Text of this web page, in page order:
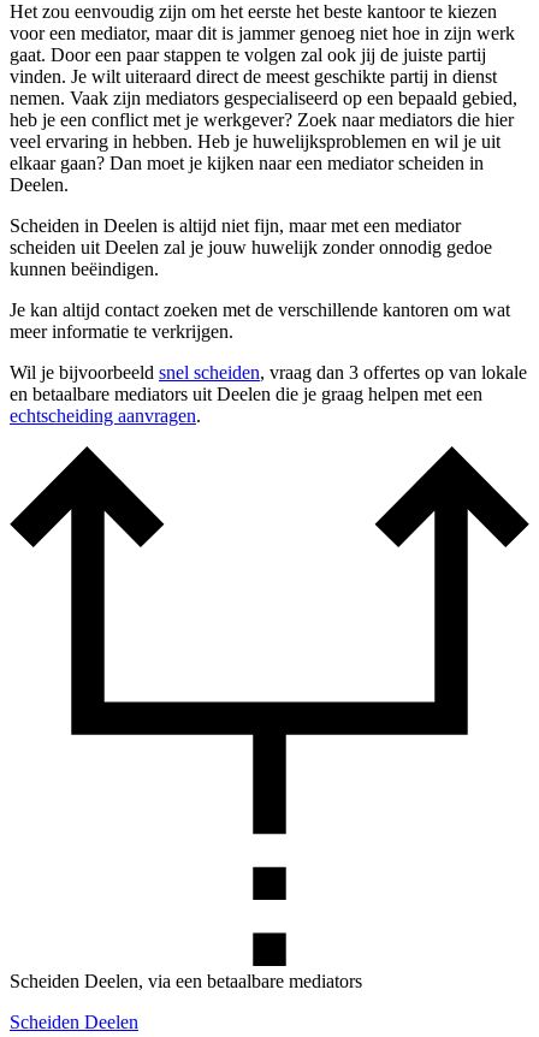
Het zou eenvoudig zijn om het eerste het beste kantoor te kiezen
voor een mediator, maar dit is jammer genoeg niet hoe in zijn werk
gaat. Door een paar stappen te volgen zal ook jij de juiste partij
vinden. Je wilt uiteraard direct de meest geschikte partij in dienst
nemen. Vaak zijn mediators gespecialiseerd op een bepaald gebied,
heb je een conflict met je werkgever? Zoek naar mediators die hier
veel ervaring in hebben. Heb je huwelijksproblemen en wil je uit
elkaar gaan? Dan moet je kijken naar een mediator scheiden in
Deelen.
Scheiden in Deelen is altijd niet fijn, maar met een mediator
scheiden uit Deelen zal je jouw huwelijk zonder onnodig gedoe
kunnen beëindigen.
Je kan altijd contact zoeken met de verschillende kantoren om wat
meer informatie te verkrijgen.
Wil je bijvoorbeeld snel scheiden, vraag dan 3 offertes op van lokale
en betaalbare mediators uit Deelen die je graag helpen met een
echtscheiding aanvragen.
Scheiden Deelen, via een betaalbare mediators
Scheiden Deelen